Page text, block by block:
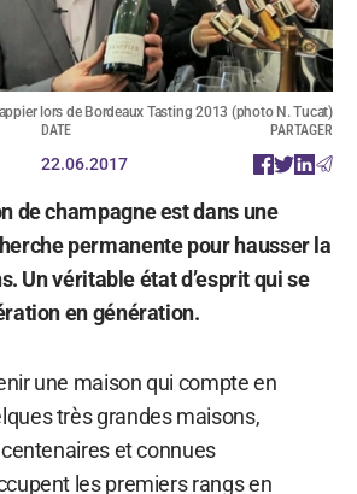
lors de Bordeaux Tasting 2013 (photo N. Tucat)
DATE
22.06.2017
PARTAGER
de champagne est dans une
permanente pour hausser la
Un véritable état d’esprit qui se
en génération.
une maison qui compte en
très grandes maisons,
et connues
les premiers rangs en